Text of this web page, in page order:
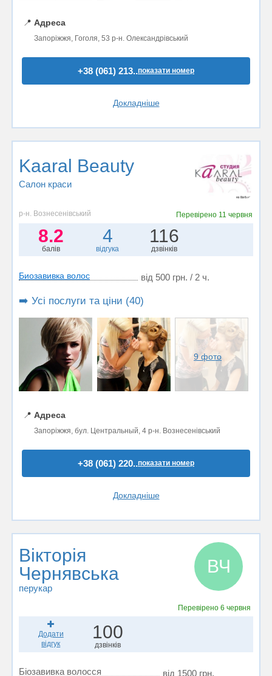
📍 Адреса
Запоріжжя, Гоголя, 53 р-н. Олександрівський
+38 (061) 213..показати номер
Докладніше
Kaaral Beauty
Салон краси
р-н. Вознесенівський Перевірено 11 червня
8.2
балів
4
відгука
116
дзвінків
Биозавивка волос від 500 грн. / 2 ч.
➡️ Усі послуги та ціни (40)
9 фото
📍 Адреса
Запоріжжя, бул. Центральный, 4 р-н. Вознесенівський
+38 (061) 220..показати номер
Докладніше
Вікторія
Чернявська
перукар
ВЧ
Перевірено 6 червня
Додати
відгук
100
дзвінків
Біозавивка волосся від 1500 грн.